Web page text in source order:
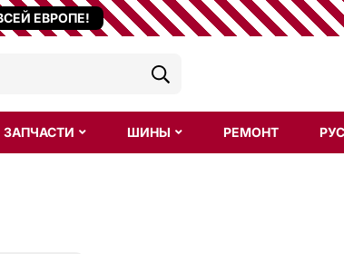
ЕВРОПЕ!
ЗАПЧАСТИ ШИНЫ РЕМОНТ